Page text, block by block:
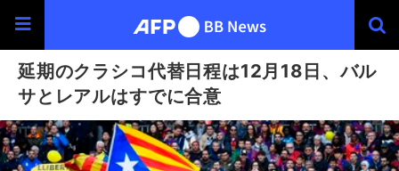
延期のクラシコ代替日程は12月18日、バル
サとレアルはすでに合意